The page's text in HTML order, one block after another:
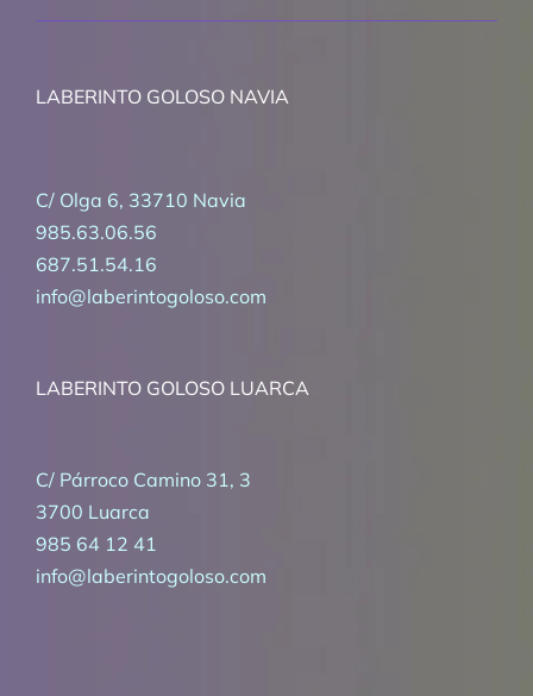
LABERINTO GOLOSO NAVIA
C/ Olga 6, 33710 Navia
985.63.06.56
687.51.54.16
info@laberintogoloso.com
LABERINTO GOLOSO LUARCA
C/ Párroco Camino 31, 3
3700 Luarca
985 64 12 41
info@laberintogoloso.com